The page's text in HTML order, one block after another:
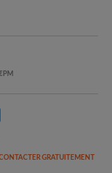
GRATUITEMENT